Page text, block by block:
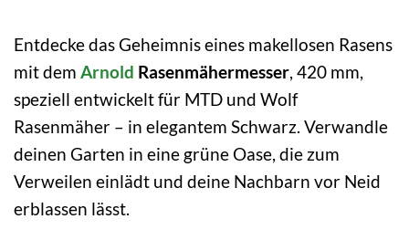
Entdecke das Geheimnis eines makellosen Rasens
mit dem Arnold Rasenmähermesser , 420 mm,
speziell entwickelt für MTD und Wolf
Rasenmäher – in elegantem Schwarz. Verwandle
deinen Garten in eine grüne Oase, die zum
Verweilen einlädt und deine Nachbarn vor Neid
erblassen lässt.